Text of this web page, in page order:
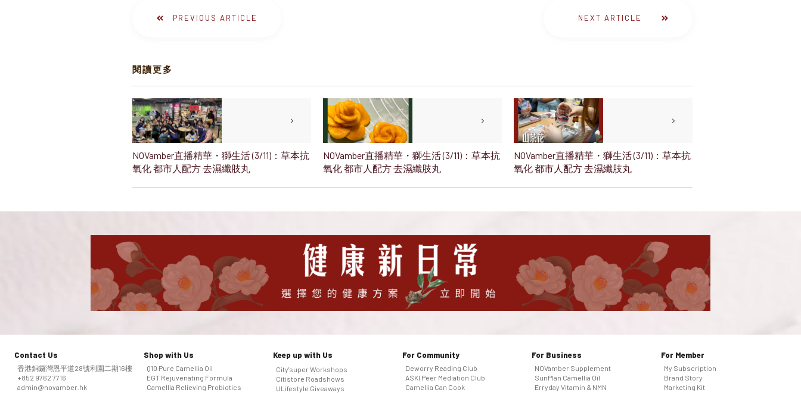
PREVIOUS ARTICLE NEXT ARTICLE
閱讀更多
NOVamber直播精華・獅生活 (3/11)：草本抗
氧化 都市人配方 去濕纖肢丸
NOVamber直播精華・獅生活 (3/11)：草本抗
氧化 都市人配方 去濕纖肢丸
NOVamber直播精華・獅生活 (3/11)：草本抗
氧化 都市人配方 去濕纖肢丸
Contact Us
香港銅鑼灣恩平道28號利園二期16樓
+852 9762 7716
admin@novamber.hk
Shop with Us
Q10 Pure Camellia Oil
EGT Rejuvenating Formula
Camellia Relieving Probiotics
Keep up with Us
City'super Workshops
Citistore Roadshows
ULifestyle Giveaways
For Community
Deworry Reading Club
ASKI Peer Mediation Club
Camellia Can Cook
For Business
NOVamber Supplement
SunPlan Camellia Oil
Erryday Vitamin & NMN
For Member
My Subscription
Brand Story
Marketing Kit